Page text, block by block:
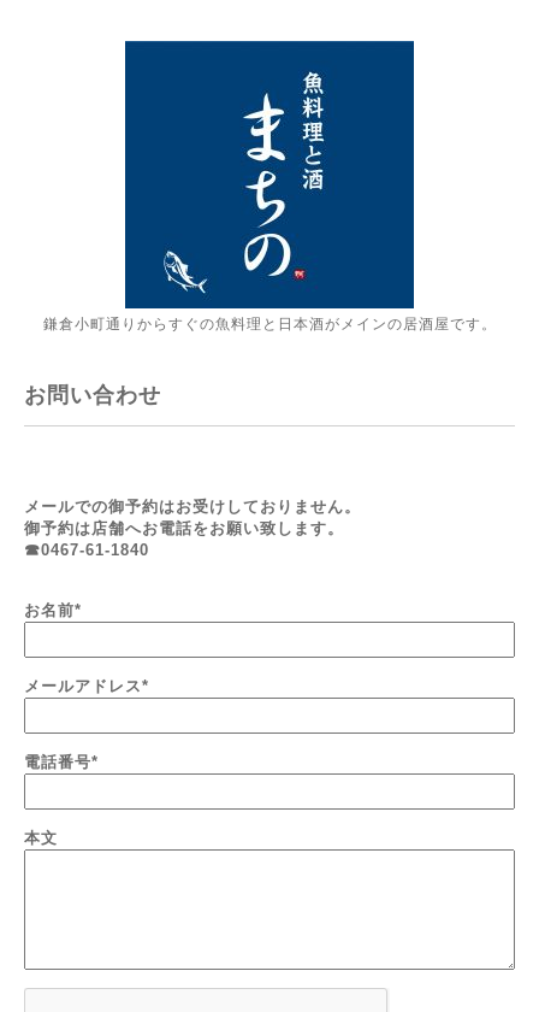
鎌倉小町通りからすぐの魚料理と日本酒がメインの居酒屋です。
お問い合わせ
メールでの御予約はお受けしておりません。
御予約は店舗へお電話をお願い致します。
☎0467-61-1840
お名前*
メールアドレス*
電話番号*
本文